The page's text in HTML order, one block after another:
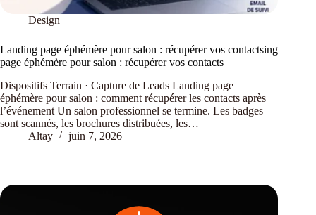
Design
Landing page éphémère pour salon : récupérer vos contactsing
page éphémère pour salon : récupérer vos contacts
Dispositifs Terrain · Capture de Leads Landing page
éphémère pour salon : comment récupérer les contacts après
l’événement Un salon professionnel se termine. Les badges
sont scannés, les brochures distribuées, les…
Altay
juin 7, 2026